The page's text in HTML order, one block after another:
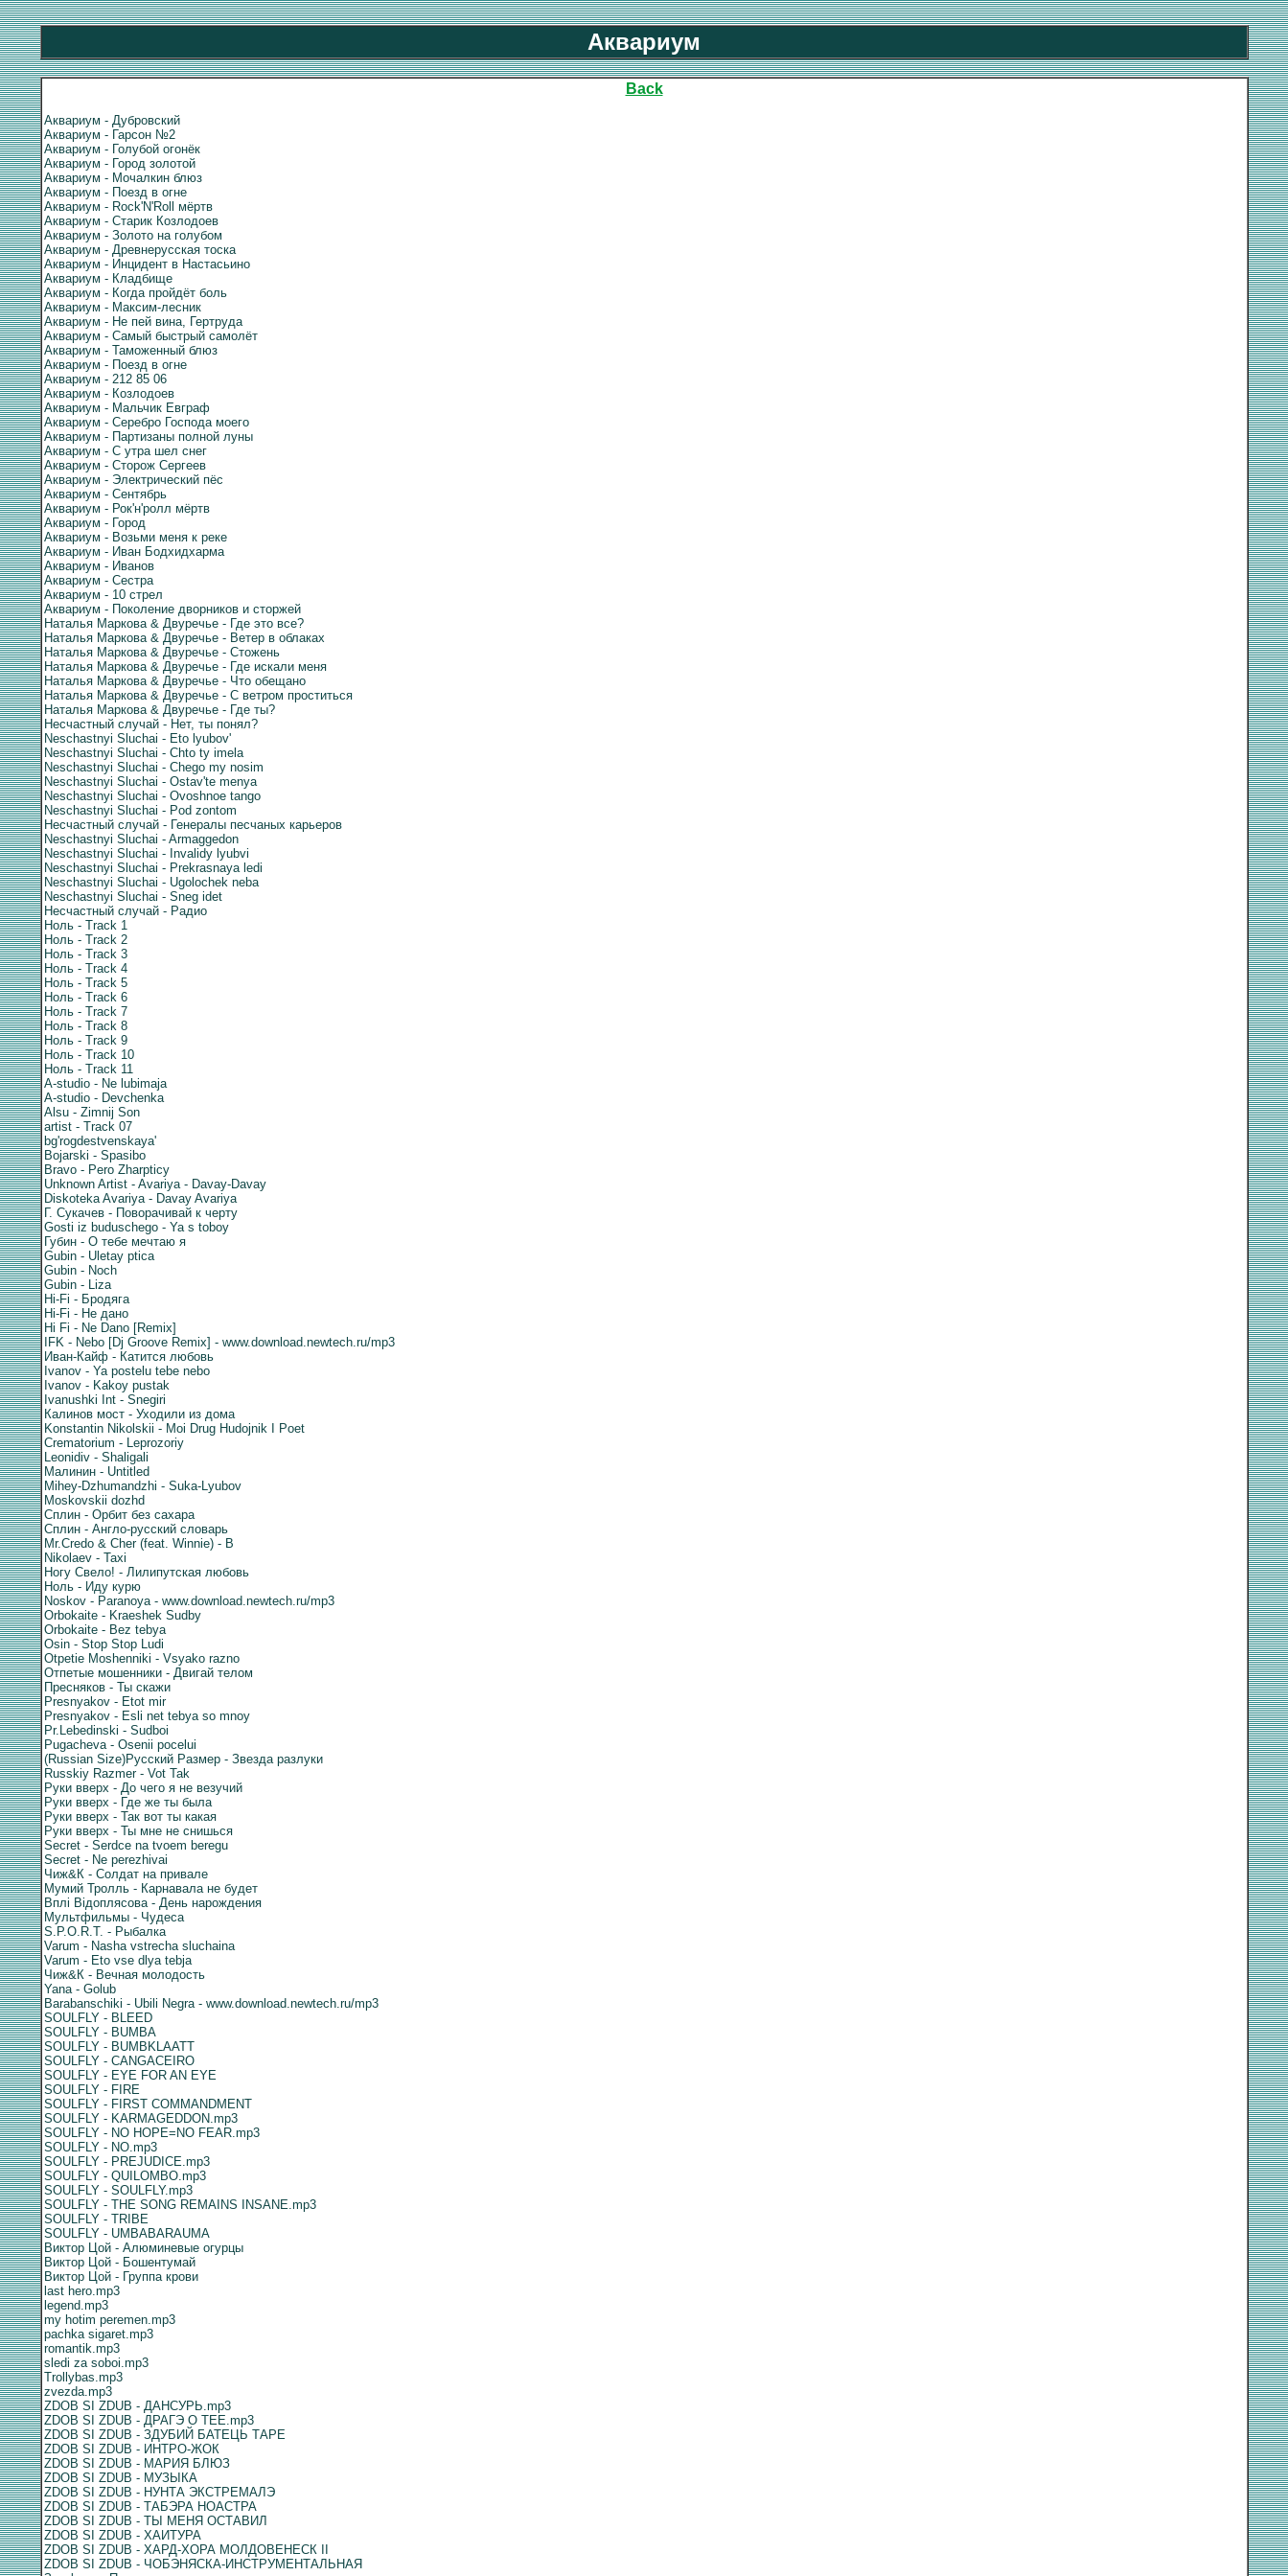
Аквариум
Back
Аквариум - Дубровский
Аквариум - Гарсон №2
Аквариум - Голубой огонёк
Аквариум - Город золотой
Аквариум - Мочалкин блюз
Аквариум - Поезд в огне
Аквариум - Rock'N'Roll мёртв
Аквариум - Старик Козлодоев
Аквариум - Золото на голубом
Аквариум - Древнерусская тоска
Аквариум - Инцидент в Настасьино
Аквариум - Кладбище
Аквариум - Когда пройдёт боль
Аквариум - Максим-лесник
Аквариум - Не пей вина, Гертруда
Аквариум - Самый быстрый самолёт
Аквариум - Таможенный блюз
Аквариум - Поезд в огне
Аквариум - 212 85 06
Аквариум - Козлодоев
Аквариум - Мальчик Евграф
Аквариум - Серебро Господа моего
Аквариум - Партизаны полной луны
Аквариум - С утра шел снег
Аквариум - Сторож Сергеев
Аквариум - Электрический пёс
Аквариум - Сентябрь
Аквариум - Рок'н'ролл мёртв
Аквариум - Город
Аквариум - Возьми меня к реке
Аквариум - Иван Бодхидхарма
Аквариум - Иванов
Аквариум - Сестра
Аквариум - 10 стрел
Аквариум - Поколение дворников и сторжей
Наталья Маркова & Двуречье - Где это все?
Наталья Маркова & Двуречье - Ветер в облаках
Наталья Маркова & Двуречье - Стожень
Наталья Маркова & Двуречье - Где искали меня
Наталья Маркова & Двуречье - Что обещано
Наталья Маркова & Двуречье - С ветром проститься
Наталья Маркова & Двуречье - Где ты?
Несчастный случай - Нет, ты понял?
Neschastnyi Sluchai - Eto lyubov'
Neschastnyi Sluchai - Chto ty imela
Neschastnyi Sluchai - Chego my nosim
Neschastnyi Sluchai - Ostav'te menya
Neschastnyi Sluchai - Ovoshnoe tango
Neschastnyi Sluchai - Pod zontom
Несчастный случай - Генералы песчаных карьеров
Neschastnyi Sluchai - Armaggedon
Neschastnyi Sluchai - Invalidy lyubvi
Neschastnyi Sluchai - Prekrasnaya ledi
Neschastnyi Sluchai - Ugolochek neba
Neschastnyi Sluchai - Sneg idet
Несчастный случай - Радио
Ноль - Track 1
Ноль - Track 2
Ноль - Track 3
Ноль - Track 4
Ноль - Track 5
Ноль - Track 6
Ноль - Track 7
Ноль - Track 8
Ноль - Track 9
Ноль - Track 10
Ноль - Track 11
A-studio - Ne lubimaja
A-studio - Devchenka
Alsu - Zimnij Son
artist - Track 07
bg'rogdestvenskaya'
Bojarski - Spasibo
Bravo - Pero Zharpticy
Unknown Artist - Avariya - Davay-Davay
Diskoteka Avariya - Davay Avariya
Г. Сукачев - Поворачивай к черту
Gosti iz buduschego - Ya s toboy
Губин - О тебе мечтаю я
Gubin - Uletay ptica
Gubin - Noch
Gubin - Liza
Hi-Fi - Бродяга
Hi-Fi - Не дано
Hi Fi - Ne Dano [Remix]
IFK - Nebo [Dj Groove Remix] - www.download.newtech.ru/mp3
Иван-Кайф - Катится любовь
Ivanov - Ya postelu tebe nebo
Ivanov - Kakoy pustak
Ivanushki Int - Snegiri
Калинов мост - Уходили из дома
Konstantin Nikolskii - Moi Drug Hudojnik I Poet
Crematorium - Leprozoriy
Leonidiv - Shaligali
Малинин - Untitled
Mihey-Dzhumandzhi - Suka-Lyubov
Moskovskii dozhd
Сплин - Орбит без сахара
Сплин - Англо-русский словарь
Mr.Credo & Cher (feat. Winnie) - B
Nikolaev - Taxi
Ногу Свело! - Лилипутская любовь
Ноль - Иду курю
Noskov - Paranoya - www.download.newtech.ru/mp3
Orbokaite - Kraeshek Sudby
Orbokaite - Bez tebya
Osin - Stop Stop Ludi
Otpetie Moshenniki - Vsyako razno
Отпетые мошенники - Двигай телом
Пресняков - Ты скажи
Presnyakov - Etot mir
Presnyakov - Esli net tebya so mnoy
Pr.Lebedinski - Sudboi
Pugacheva - Osenii pocelui
(Russian Size)Русский Размер - Звезда разлуки
Russkiy Razmer - Vot Tak
Руки вверх - До чего я не везучий
Руки вверх - Где же ты была
Руки вверх - Так вот ты какая
Руки вверх - Ты мне не снишься
Secret - Serdce na tvoem beregu
Secret - Ne perezhivai
Чиж&К - Солдат на привале
Мумий Тролль - Карнавала не будет
Вплi Вiдоплясова - День нарождения
Мультфильмы - Чудеса
S.P.O.R.T. - Рыбалка
Varum - Nasha vstrecha sluchaina
Varum - Eto vse dlya tebja
Чиж&К - Вечная молодость
Yana - Golub
Barabanschiki - Ubili Negra - www.download.newtech.ru/mp3
SOULFLY - BLEED
SOULFLY - BUMBA
SOULFLY - BUMBKLAATT
SOULFLY - CANGACEIRO
SOULFLY - EYE FOR AN EYE
SOULFLY - FIRE
SOULFLY - FIRST COMMANDMENT
SOULFLY - KARMAGEDDON.mp3
SOULFLY - NO HOPE=NO FEAR.mp3
SOULFLY - NO.mp3
SOULFLY - PREJUDICE.mp3
SOULFLY - QUILOMBO.mp3
SOULFLY - SOULFLY.mp3
SOULFLY - THE SONG REMAINS INSANE.mp3
SOULFLY - TRIBE
SOULFLY - UMBABARAUMA
Виктор Цой - Алюминевые огурцы
Виктор Цой - Бошентумай
Виктор Цой - Группа крови
last hero.mp3
legend.mp3
my hotim peremen.mp3
pachka sigaret.mp3
romantik.mp3
sledi za soboi.mp3
Trollybas.mp3
zvezda.mp3
ZDOB SI ZDUB - ДАНСУРЬ.mp3
ZDOB SI ZDUB - ДРАГЭ О ТЕЕ.mp3
ZDOB SI ZDUB - ЗДУБИЙ БАТЕЦЬ ТАРЕ
ZDOB SI ZDUB - ИНТРО-ЖОК
ZDOB SI ZDUB - МАРИЯ БЛЮЗ
ZDOB SI ZDUB - МУЗЫКА
ZDOB SI ZDUB - НУНТА ЭКСТРЕМАЛЭ
ZDOB SI ZDUB - ТАБЭРА НОАСТРА
ZDOB SI ZDUB - ТЫ МЕНЯ ОСТАВИЛ
ZDOB SI ZDUB - ХАИТУРА
ZDOB SI ZDUB - ХАРД-ХОРА МОЛДОВЕНЕСК II
ZDOB SI ZDUB - ЧОБЭНЯСКА-ИНСТРУМЕНТАЛЬНАЯ